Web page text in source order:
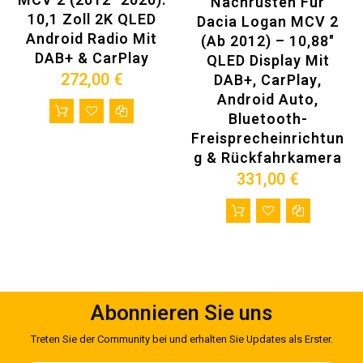
1. Ihr Auto-Modell und Jahr
2. Senden Sie uns ein Bild (ein Bild des Bedienfelds Ihres
Autos)
E-Mail: autoradiomitnavi@gmail.com
10,1 Zoll 2K QLED
Android Radio Mit
DAB+ & CarPlay
272,00 €
Dacia Logan MCV 2
(ab 2012) – 10,88"
QLED Display Mit
DAB+, CarPlay,
Android Auto,
Bluetooth-
Freisprecheinrichtun
G & Rückfahrkamera
331,00 €
Abonnieren Sie uns
Treten Sie der Community bei und erhalten Sie Updates als Erster.